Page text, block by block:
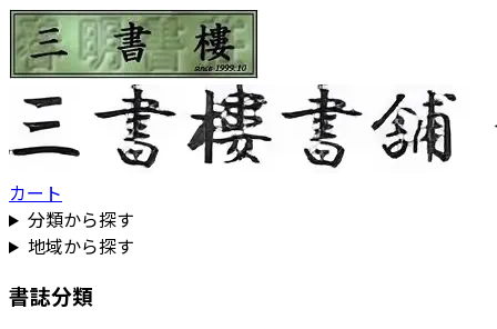
カート
分類から探す
地域から探す
書誌分類